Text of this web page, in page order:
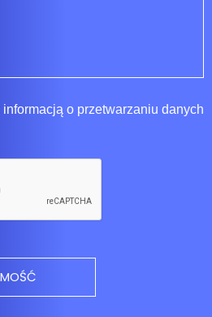
informacją o przetwarzaniu danych